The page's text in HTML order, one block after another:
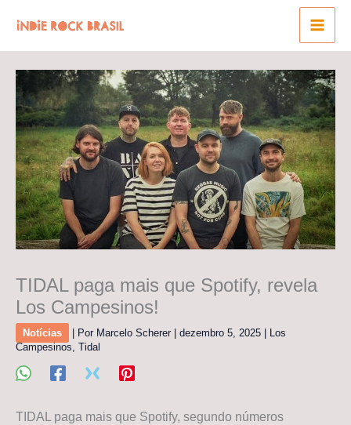
para
o
conteúdo
TIDAL paga mais que Spotify, revela
Los Campesinos!
Notícias | Por Marcelo Scherer dezembro 5, 2025
Los
Campesinos, Tidal
TIDAL paga mais que Spotify, segundo números